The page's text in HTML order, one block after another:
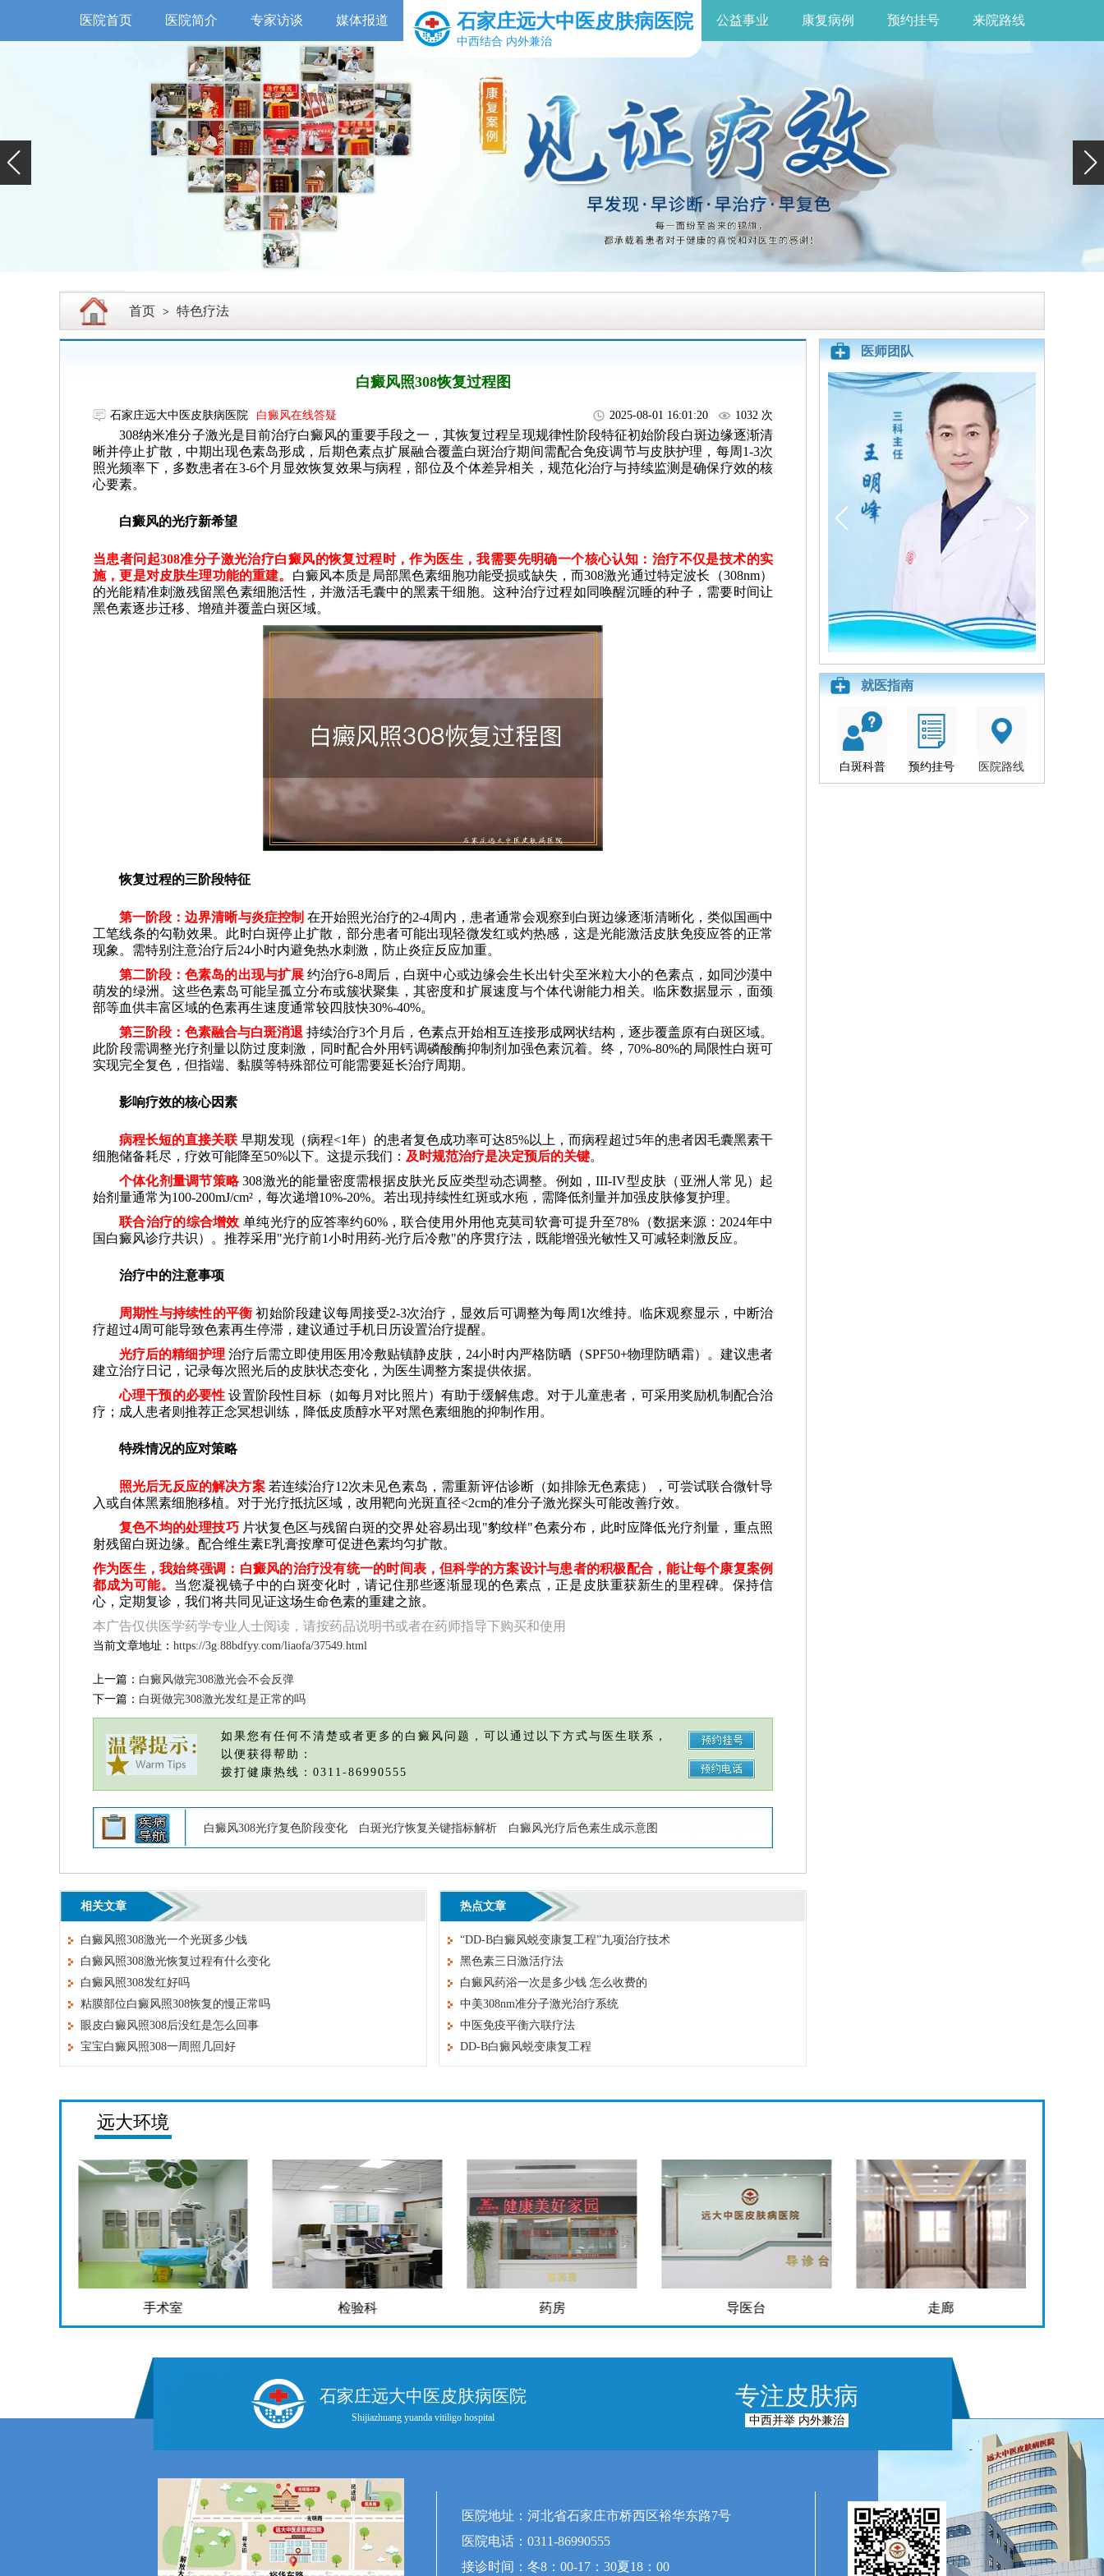
医院首页 医院简介 专家访谈 媒体报道 石家庄远大中医皮肤病医院
中西结合 内外兼治
公益事业 康复病例 预约挂号 来院路线
首页 > 特色疗法
白癜风照308恢复过程图
石家庄远大中医皮肤病医院 白癜风在线答疑 2025-08-01 16:01:20 1032 次
308纳米准分子激光是目前治疗白癜风的重要手段之一，其恢复过程呈现规律性阶段特征初始阶段白斑边缘逐渐清
晰并停止扩散，中期出现色素岛形成，后期色素点扩展融合覆盖白斑治疗期间需配合免疫调节与皮肤护理，每周1-3次
照光频率下，多数患者在3-6个月显效恢复效果与病程，部位及个体差异相关，规范化治疗与持续监测是确保疗效的核
心要素。
白癜风的光疗新希望
当患者问起308准分子激光治疗白癜风的恢复过程时，作为医生，我需要先明确一个核心认知：治疗不仅是技术的实
施，更是对皮肤生理功能的重建。 白癜风本质是局部黑色素细胞功能受损或缺失，而308激光通过特定波长（308nm）
的光能精准刺激残留黑色素细胞活性，并激活毛囊中的黑素干细胞。这种治疗过程如同唤醒沉睡的种子，需要时间让
黑色素逐步迁移、增殖并覆盖白斑区域。
恢复过程的三阶段特征
第一阶段：边界清晰与炎症控制 在开始照光治疗的2-4周内，患者通常会观察到白斑边缘逐渐清晰化，类似国画中
工笔线条的勾勒效果。此时白斑停止扩散，部分患者可能出现轻微发红或灼热感，这是光能激活皮肤免疫应答的正常
现象。需特别注意治疗后24小时内避免热水刺激，防止炎症反应加重。
第二阶段：色素岛的出现与扩展 约治疗6-8周后，白斑中心或边缘会生长出针尖至米粒大小的色素点，如同沙漠中
萌发的绿洲。这些色素岛可能呈孤立分布或簇状聚集，其密度和扩展速度与个体代谢能力相关。临床数据显示，面颈
部等血供丰富区域的色素再生速度通常较四肢快30%-40%。
第三阶段：色素融合与白斑消退 持续治疗3个月后，色素点开始相互连接形成网状结构，逐步覆盖原有白斑区域。
此阶段需调整光疗剂量以防过度刺激，同时配合外用钙调磷酸酶抑制剂加强色素沉着。终，70%-80%的局限性白斑可
实现完全复色，但指端、黏膜等特殊部位可能需要延长治疗周期。
影响疗效的核心因素
病程长短的直接关联 早期发现（病程<1年）的患者复色成功率可达85%以上，而病程超过5年的患者因毛囊黑素干
细胞储备耗尽，疗效可能降至50%以下。这提示我们： 及时规范治疗是决定预后的关键。
个体化剂量调节策略 308激光的能量密度需根据皮肤光反应类型动态调整。例如，III-IV型皮肤（亚洲人常见）起
始剂量通常为100-200mJ/cm²，每次递增10%-20%。若出现持续性红斑或水疱，需降低剂量并加强皮肤修复护理。
联合治疗的综合增效 单纯光疗的应答率约60%，联合使用外用他克莫司软膏可提升至78%（数据来源：2024年中
国白癜风诊疗共识）。推荐采用"光疗前1小时用药-光疗后冷敷"的序贯疗法，既能增强光敏性又可减轻刺激反应。
治疗中的注意事项
周期性与持续性的平衡 初始阶段建议每周接受2-3次治疗，显效后可调整为每周1次维持。临床观察显示，中断治
疗超过4周可能导致色素再生停滞，建议通过手机日历设置治疗提醒。
光疗后的精细护理 治疗后需立即使用医用冷敷贴镇静皮肤，24小时内严格防晒（SPF50+物理防晒霜）。建议患者
建立治疗日记，记录每次照光后的皮肤状态变化，为医生调整方案提供依据。
心理干预的必要性 设置阶段性目标（如每月对比照片）有助于缓解焦虑。对于儿童患者，可采用奖励机制配合治
疗；成人患者则推荐正念冥想训练，降低皮质醇水平对黑色素细胞的抑制作用。
特殊情况的应对策略
照光后无反应的解决方案 若连续治疗12次未见色素岛，需重新评估诊断（如排除无色素痣），可尝试联合微针导
入或自体黑素细胞移植。对于光疗抵抗区域，改用靶向光斑直径<2cm的准分子激光探头可能改善疗效。
复色不均的处理技巧 片状复色区与残留白斑的交界处容易出现"豹纹样"色素分布，此时应降低光疗剂量，重点照
射残留白斑边缘。配合维生素E乳膏按摩可促进色素均匀扩散。
作为医生，我始终强调：白癜风的治疗没有统一的时间表，但科学的方案设计与患者的积极配合，能让每个康复案例
都成为可能。 当您凝视镜子中的白斑变化时，请记住那些逐渐显现的色素点，正是皮肤重获新生的里程碑。保持信
心，定期复诊，我们将共同见证这场生命色素的重建之旅。
本广告仅供医学药学专业人士阅读，请按药品说明书或者在药师指导下购买和使用
当前文章地址： https://3g.88bdfyy.com/liaofa/37549.html
上一篇： 白癜风做完308激光会不会反弹
下一篇： 白斑做完308激光发红是正常的吗
如果您有任何不清楚或者更多的白癜风问题，可以通过以下方式与医生联系，
以便获得帮助：
拨打健康热线：0311-86990555
白癜风308光疗复色阶段变化 白斑光疗恢复关键指标解析 白癜风光疗后色素生成示意图
相关文章
白癜风照308激光一个光斑多少钱
白癜风照308激光恢复过程有什么变化
白癜风照308发红好吗
粘膜部位白癜风照308恢复的慢正常吗
眼皮白癜风照308后没红是怎么回事
宝宝白癜风照308一周照几回好
热点文章
“DD-B白癜风蜕变康复工程”九项治疗技术
黑色素三日激活疗法
白癜风药浴一次是多少钱 怎么收费的
中美308nm准分子激光治疗系统
中医免疫平衡六联疗法
DD-B白癜风蜕变康复工程
医师团队
就医指南
白斑科普 预约挂号 医院路线
远大环境
检验科 药房 导医台 走廊 手术室
石家庄远大中医皮肤病医院
Shijiazhuang yuanda vitiligo hospital
专注皮肤病
中西并举 内外兼治
医院地址：河北省石家庄市桥西区裕华东路7号
医院电话：0311-86990555
接诊时间：冬8：00-17：30夏18：00